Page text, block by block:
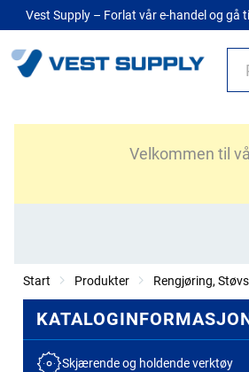
Vest Supply – Forlat vår e-handel og gå
Velkommen til
Start Produkter Rengjøring,
Skjærende og holdende verktøy